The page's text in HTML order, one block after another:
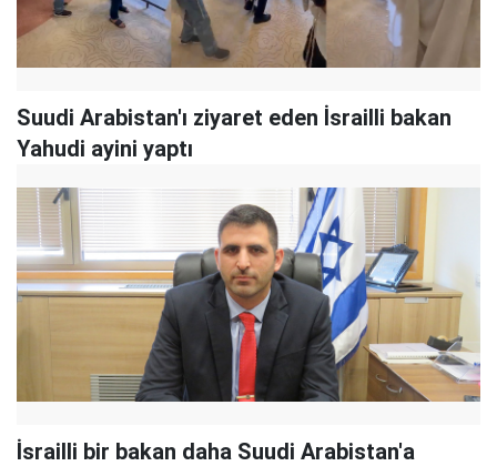
Suudi Arabistan'ı ziyaret eden İsrailli bakan
Yahudi ayini yaptı
İsrailli bir bakan daha Suudi Arabistan'a